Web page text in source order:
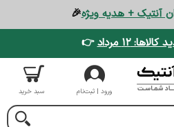
آنتیک + هدیه ویژه🎉
۱۲ مرداد 👉
ورود | ثبت‌نام سبد خرید